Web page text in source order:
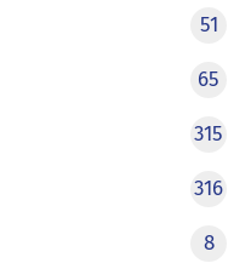
51
65
315
316
8